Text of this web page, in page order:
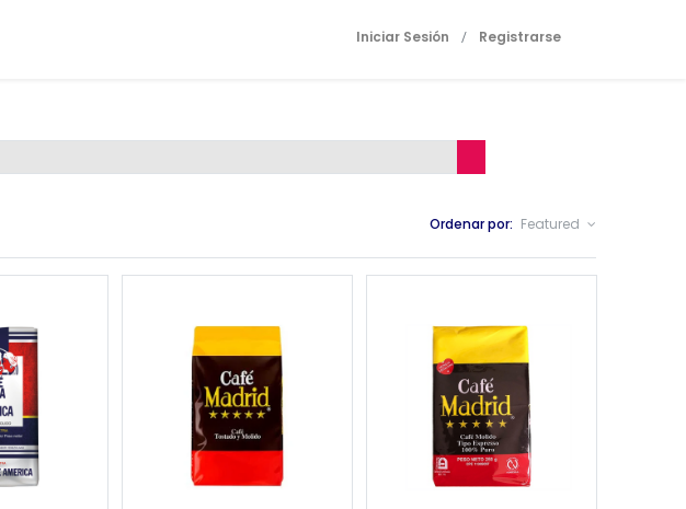
Iniciar Sesión / Registrarse
Ordenar por: Featured